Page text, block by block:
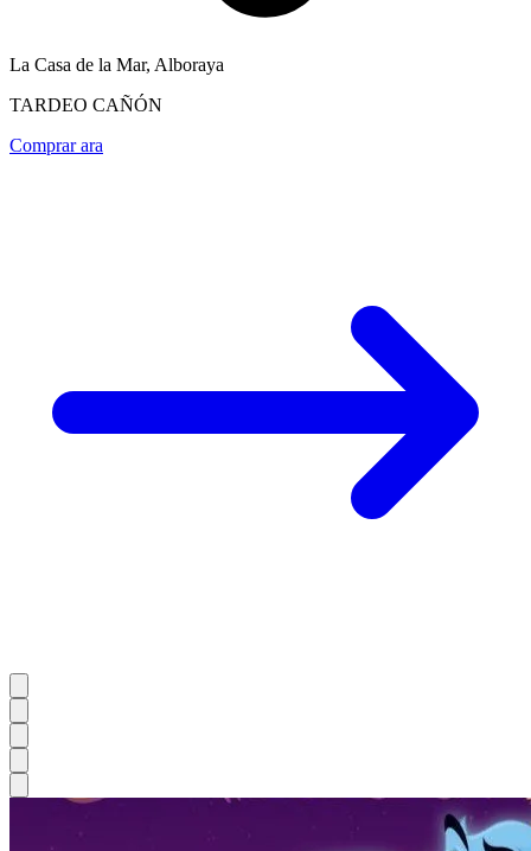
La Casa de la Mar, Alboraya
TARDEO CAÑÓN
Comprar ara